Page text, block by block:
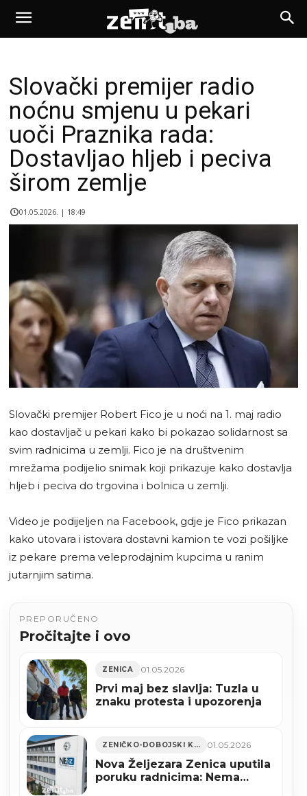
Slovački premijer radio
noćnu smjenu u pekari
uoči Praznika rada:
Dostavljao hljeb i peciva
širom zemlje
01.05.2026. | 18:49
Slovački premijer Robert Fico je u noći na 1. maj radio
kao dostavljač u pekari kako bi pokazao solidarnost sa
svim radnicima u zemlji. Fico je na društvenim
mrežama podijelio snimak koji prikazuje kako dostavlja
hljeb i peciva do trgovina i bolnica u zemlji.
Video je podijeljen na Facebook, gdje je Fico prikazan
kako utovara i istovara dostavni kamion te vozi pošiljke
iz pekare prema veleprodajnim kupcima u ranim
jutarnjim satima.
PREPORUČENO
Pročitajte i ovo
ZENICA 01.05.2026
Prvi maj bez slavlja: Tuzla u
znaku protesta i upozorenja
ZENIČKO-DOBOJSKI KANTON 01.05.2026
Nova Željezara Zenica uputila
poruku radnicima: Nema